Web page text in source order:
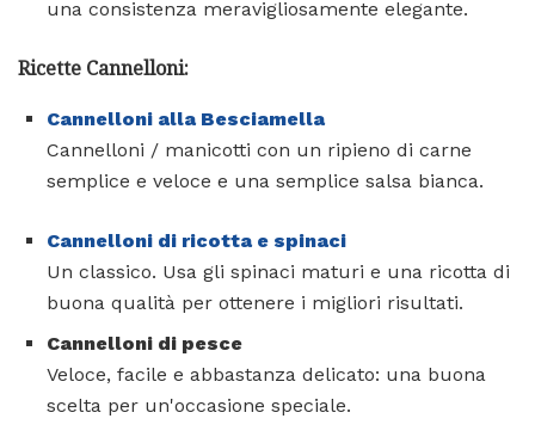
una consistenza meravigliosamente elegante.
Ricette Cannelloni:
Cannelloni alla Besciamella
Cannelloni / manicotti con un ripieno di carne
semplice e veloce e una semplice salsa bianca.
Cannelloni di ricotta e spinaci
Un classico. Usa gli spinaci maturi e una ricotta di
buona qualità per ottenere i migliori risultati.
Cannelloni di pesce
Veloce, facile e abbastanza delicato: una buona
scelta per un'occasione speciale.